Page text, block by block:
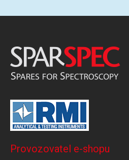
Provozovatel e-shopu